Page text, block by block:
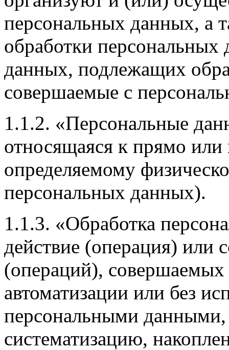
персональных данных, а
обработки персональных
данных, подлежащих
совершаемые с
1.1.2. «Персональные
относящаяся к прямо
определяемому
персональных данных).
1.1.3. «Обработка
действие (операция) или
(операций), совершаемых
автоматизации или без
персональными данными,
систематизацию,